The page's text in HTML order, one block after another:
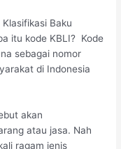
Baku
itu kode KBLI? Kode
sebagai nomor
di Indonesia
akan
atau jasa. Nah
ragam jenis